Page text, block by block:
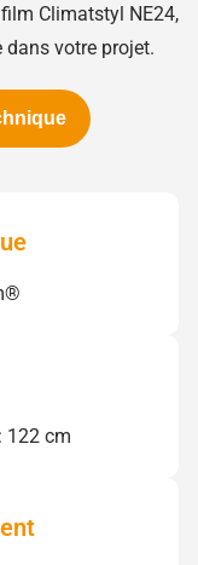
Climatstyl NE24,
votre projet.
122 cm